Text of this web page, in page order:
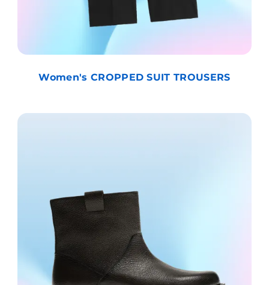
Women's CROPPED SUIT TROUSERS